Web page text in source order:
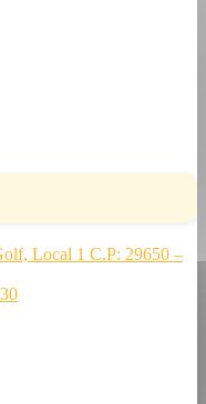
Local 1 C.P: 29650 –